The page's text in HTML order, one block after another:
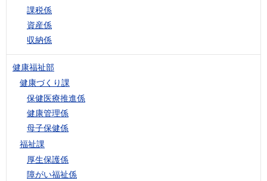
課税係
資産係
収納係
健康福祉部
健康づくり課
保健医療推進係
健康管理係
母子保健係
福祉課
厚生保護係
障がい福祉係